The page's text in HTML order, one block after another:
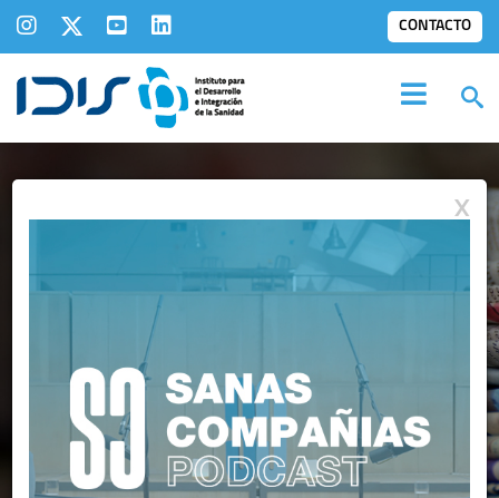
CONTACTO
IDIS EN LOSMEDIOS
X